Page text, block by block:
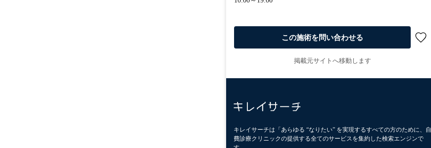
この施術を問い合わせる
掲載元サイトへ移動します
キレイサーチは「あらゆる “なりたい” を実現するすべての方のために、自
費診療クリニックの提供する全てのサービスを集約した検索エンジンで